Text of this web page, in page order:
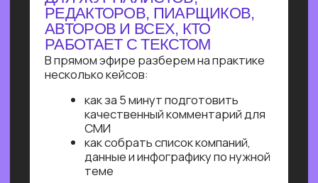
— Узнайте, как с нуля начать
зарабатывать на чат-ботах и уже через
пару месяцев и выйти на 100 т.р.
за проект, создавая востребованные
решения для бизнеса
Промпт-инжиниринг
Чат-боты
Вайб-кодинг